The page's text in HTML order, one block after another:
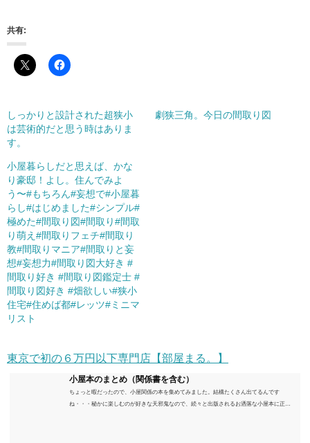
共有:
しっかりと設計された超狭小
は芸術的だと思う時はありま
す。
劇狭三角。今日の間取り図
小屋暮らしだと思えば、かな
り豪邸！よし。住んでみよ
う〜#もちろん#妄想で#小屋暮
らし#はじめました#シンプル#
極めた#間取り図#間取り#間取
り萌え#間取りフェチ#間取り
教#間取りマニア#間取りと妄
想#妄想力#間取り図大好き #
間取り好き #間取り図鑑定士 #
間取り図好き #畑欲しい#狭小
住宅#住めば都#レッツ#ミニマ
リスト
東京で初の６万円以下専門店【部屋まる。】
小屋本のまとめ（関係書を含む）
ちょっと暇だったので、小屋関係の本を集めてみました。結構たくさん出てるんです
ね・・・秘かに楽しむのが好きな天邪鬼なので、続々と出版されるお洒落な小屋本に正直